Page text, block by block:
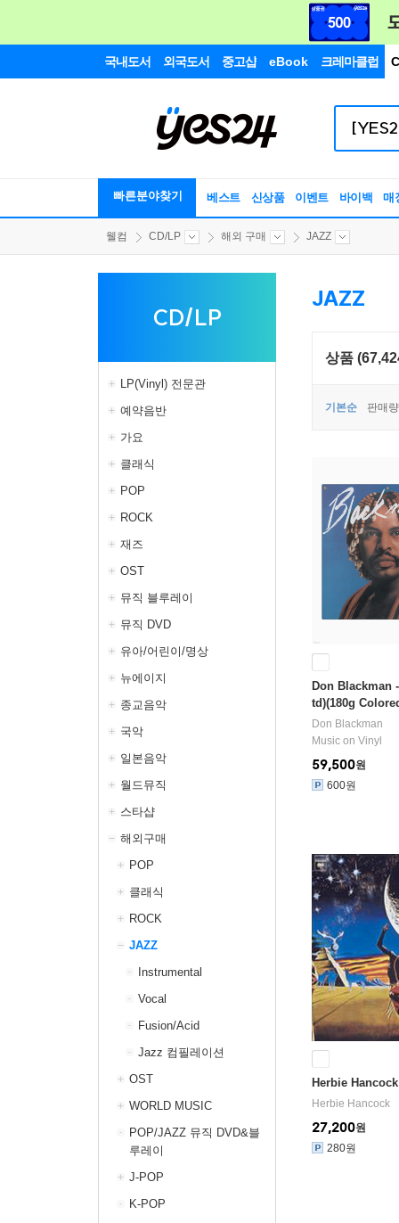
국내도서 외국도서 중고샵 eBook 크레마클럽
빠른분야찾기 베스트 신상품 이벤트 바이백 매
웰컴 CD/LP 해외 구매 JAZZ
CD/LP
LP(Vinyl) 전문관
예약음반
가요
클래식
POP
ROCK
재즈
OST
뮤직 블루레이
뮤직 DVD
유아/어린이/명상
뉴에이지
종교음악
국악
일본음악
월드뮤직
스타샵
해외구매
POP
클래식
ROCK
JAZZ
Instrumental
Vocal
Fusion/Acid
Jazz 컴필레이션
OST
WORLD MUSIC
POP/JAZZ 뮤직 DVD&블
루레이
J-POP
K-POP
JAZZ
상품
기본순 판매
Don Blackman
td)(180g
Don Blackman
Music on Vinyl
59,500원
600원
Herbie
Herbie Hancock
27,200원
280원